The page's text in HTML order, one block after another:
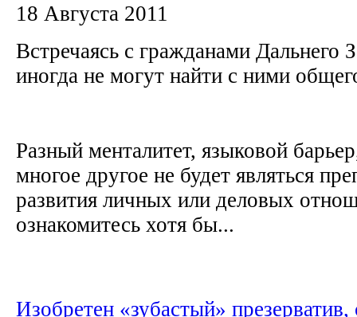
18 Августа 2011
Встречаясь с гражданами
иногда не могут найти с ними
Разный менталитет, языковой
многое другое не будет являться
развития личных или деловых
ознакомитесь хотя бы...
Изобретен «зубастый»